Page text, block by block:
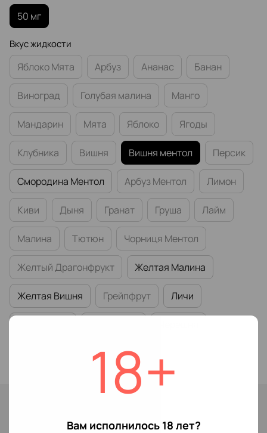
18+
Вам исполнилось 18 лет?
50 мг
Вкус жидкости
Яблоко Мята Арбуз Ананас Банан
Виноград Голубая малина Манго
Мандарин Мята Яблоко Ягоды
Клубника Вишня Вишня ментол Персик
Смородина Ментол Арбуз Ментол Лимон
Киви Дыня Гранат Груша Лайм
Малина Тютюн Чорниця Ментол
Желтый Драгонфрукт Желтая Малина
Желтая Вишня Грейпфрут Личи
Ледяная Малина
299 грн